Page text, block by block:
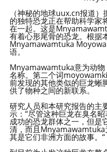
（神秘的地球uux.cn报道
的独特恐龙正在帮助科学家
在一起。这是
有着心形尾骨的恐龙。根据
Mnyamawamtuka
语。
Mnyamawamtuka意为动
名称。第二个词
前发现的其他类似的巨龙蜥
供了物种之间的新联系。
研究人员和本研究报告的主
示：“尽管这种巨龙在臭名
成功的恐龙群体之一，但是
清，而且Mnyamawamtuka
其是它们非洲方面的故事。“